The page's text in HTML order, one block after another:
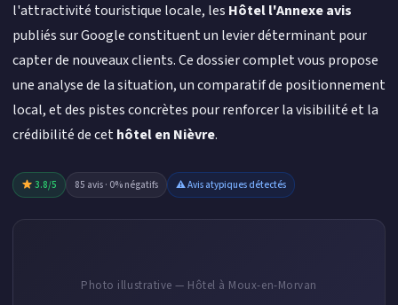
l'attractivité touristique locale, les Hôtel l'Annexe avis
publiés sur Google constituent un levier déterminant pour
capter de nouveaux clients. Ce dossier complet vous propose
une analyse de la situation, un comparatif de positionnement
local, et des pistes concrètes pour renforcer la visibilité et la
crédibilité de cethôtel en Nièvre.
3.8/5 85 avis · 0% négatifs ⚠ Avis atypiques détectés
Photo illustrative — Hôtel à Moux-en-Morvan